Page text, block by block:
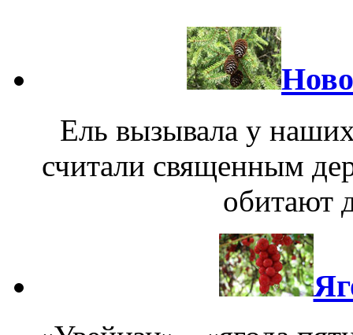
Ель вызывала у
считали священным
обитают